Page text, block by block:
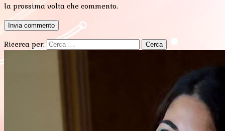
la prossima volta che commento.
Ricerca per: